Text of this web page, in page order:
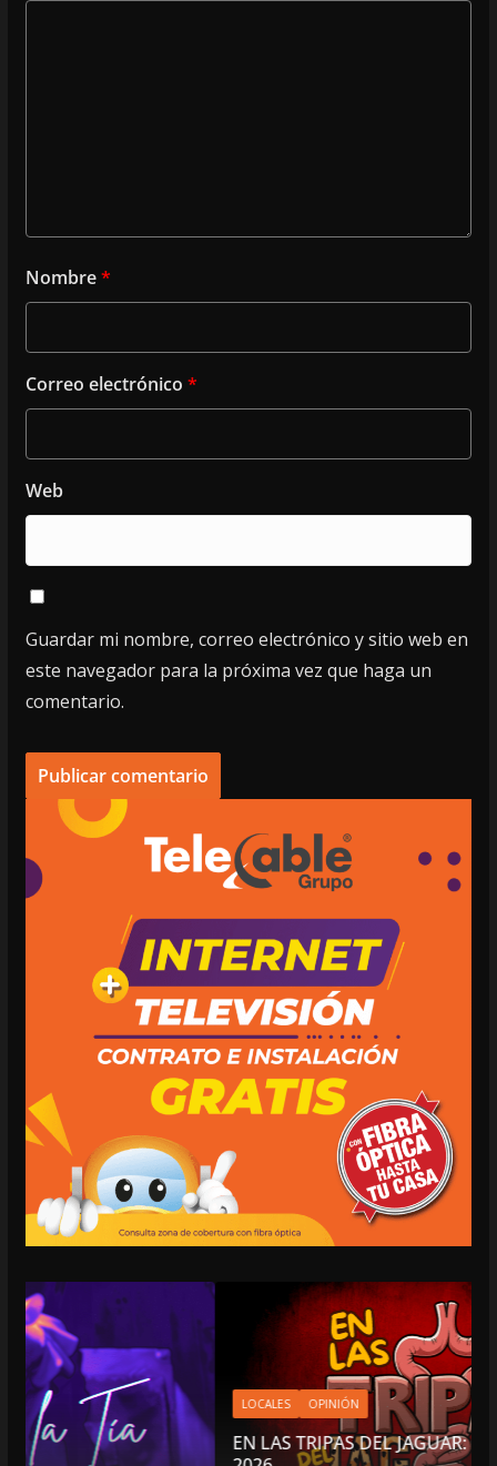
Nombre*
Correo electrónico *
Web
Guardar mi nombre, correo electrónico y sitio web en
este navegador para la próxima vez que haga un
comentario.
LOCALES OPINIÓN
EN LAS TRIPAS DEL JAGUAR: 07 DE AGOSTO DE